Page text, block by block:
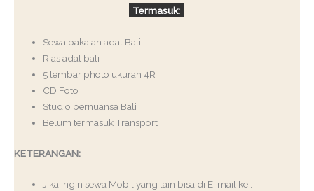
Termasuk:
Sewa pakaian adat Bali
Rias adat bali
5 lembar photo ukuran 4R
CD Foto
Studio bernuansa Bali
Belum termasuk Transport
KETERANGAN:
Jika Ingin sewa Mobil yang lain bisa di E-mail ke :